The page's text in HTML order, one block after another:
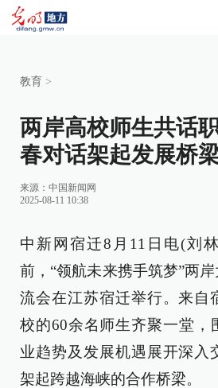
教育 >
两岸高校师生共话
春对话架起发展桥
来源： 中国新闻网
2025-08-11 10:38
中新网宿迁8月11日电(刘
前，“领航未来携手筑梦”两
流会在江苏宿迁举行。来自
校的60余名师生齐聚一堂，
业趋势及发展机遇展开深入
架起跨越海峡的合作桥梁。